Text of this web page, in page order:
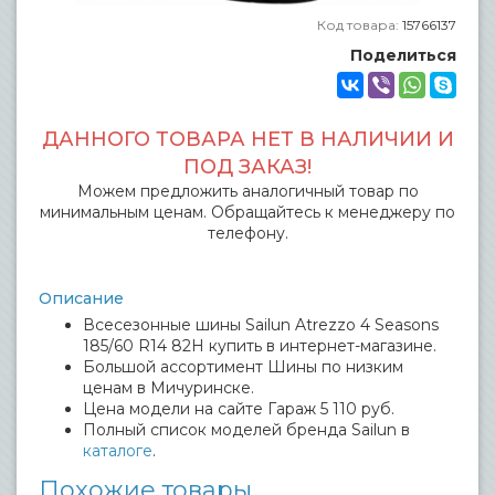
Код товара: 15766137
Поделиться
ДАННОГО ТОВАРА НЕТ В НАЛИЧИИ И
ПОД ЗАКАЗ!
Можем предложить аналогичный товар по
минимальным ценам. Обращайтесь к менеджеру по
телефону.
Описание
Всесезонные шины Sailun Atrezzo 4 Seasons
185/60 R14 82H купить в интернет-магазине.
Большой ассортимент Шины по низким
ценам в Мичуринске.
Цена модели на сайте Гараж 5 110 руб.
Полный список моделей бренда Sailun в
каталоге.